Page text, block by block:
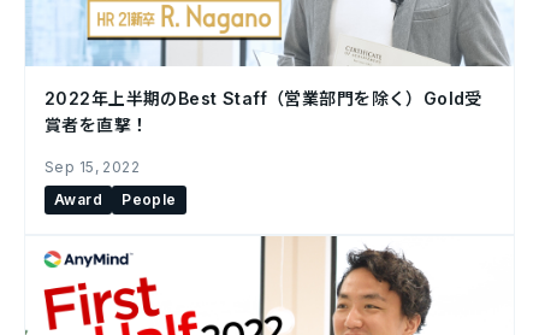
2022年上半期のBest Staff（営業部門を除く）Gold受
賞者を直撃！
Sep 15, 2022
Award
People